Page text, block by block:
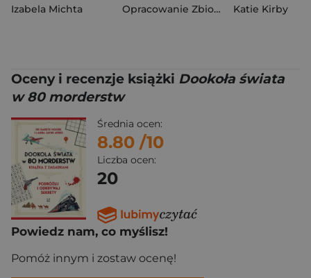
Izabela Michta
Opracowanie Zbiorowe
Katie Kirby
Oceny i recenzje książki Dookoła świata
w 80 morderstw
Średnia ocen:
8.80 /10
Liczba ocen:
20
Powiedz nam, co myślisz!
Pomóż innym i zostaw ocenę!